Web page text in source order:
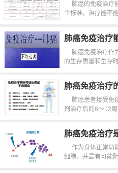
肺癌的免疫治疗
个标准，治疗能不
肺癌免疫治疗
肺癌免疫治疗作
的生存质量和生存
肺癌免疫治疗
肺癌患者接受免
剂治疗后的6～12
肺癌免疫治疗
就全都清楚了
作为身体正常功
细胞，并最有可能